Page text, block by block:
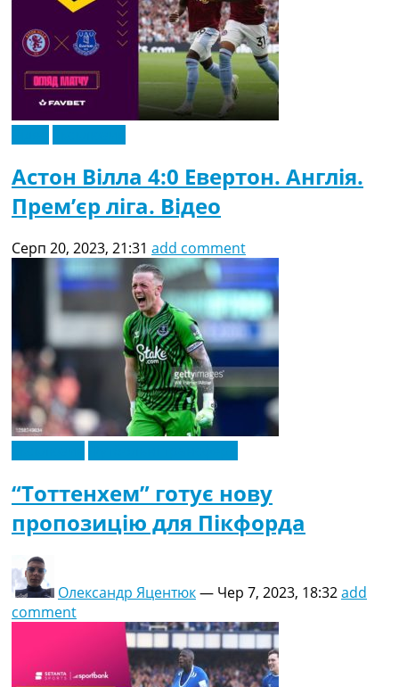
Астон Вілла 4:0 Евертон. Англія.
Прем’єр ліга. Відео
Серп 20, 2023, 21:31 add comment
“Тоттенхем” готує нову
пропозицію для Пікфорда
Олександр Яцентюк— Чер 7, 2023, 18:32add
comment